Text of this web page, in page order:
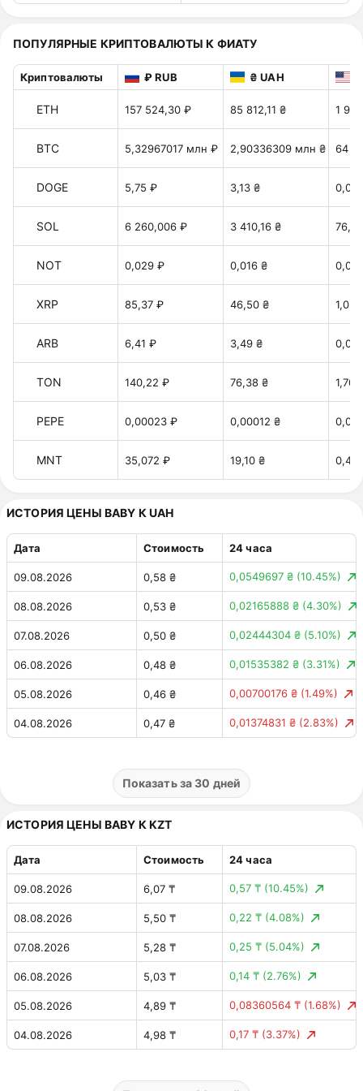
ПОПУЛЯРНЫЕ КРИПТОВАЛЮТЫ К ФИАТУ
Криптовалюты ₽ RUB ₴ UAH
ETH 157 524,30 ₽ 85 812,11 ₴ 1
BTC 5,32967017 млн ₽ 2,90336309 млн ₴ 64
DOGE 5,75 ₽ 3,13 ₴
SOL 6 260,006 ₽ 3 410,16 ₴
NOT 0,029 ₽ 0,016 ₴
XRP 85,37 ₽ 46,50 ₴
ARB 6,41 ₽ 3,49 ₴
TON 140,22 ₽ 76,38 ₴ 1,70
PEPE 0,00023 ₽ 0,00012 ₴
MNT 35,072 ₽ 19,10 ₴ 0,42
ИСТОРИЯ ЦЕНЫ BABY К UAH
Дата Стоимость 24 часа
09.08.2026 0,58 ₴ 0,0549697 ₴ (10.45%)
08.08.2026 0,53 ₴ 0,02165888 ₴ (4.30%)
07.08.2026 0,50 ₴ 0,02444304 ₴ (5.10%)
06.08.2026 0,48 ₴ 0,01535382 ₴ (3.31%)
05.08.2026 0,46 ₴ 0,00700176 ₴ (1.49%)
04.08.2026 0,47 ₴ 0,01374831 ₴ (2.83%)
0,51 ₴ 0,05626357 ₴
30.07.2026 0,00594395 ₴
0,51 ₴ 0,01905684 ₴ (3.63%)
0,52 ₴ 0,04705968 ₴ (8.23%)
0,57 ₴ 0,01659696 ₴ (2.99%)
0,56 ₴ 0,0058216 ₴ (1.06%)
0,55 ₴ 0,01305641 ₴ (2.32%)
0,56 ₴ 0,00449969 ₴ (0.79%)
Показать за 30 дней
ИСТОРИЯ ЦЕНЫ BABY К KZT
Дата Стоимость 24 часа
09.08.2026 6,07 ₸ 0,57 ₸ (10.45%)
08.08.2026 5,50 ₸ 0,22 ₸ (4.08%)
07.08.2026 5,28 ₸ 0,25 ₸ (5.04%)
06.08.2026 5,03 ₸ 0,14 ₸ (2.76%)
05.08.2026 4,89 ₸ 0,08360564 ₸ (1.68%)
04.08.2026 4,98 ₸ 0,17 ₸ (3.37%)